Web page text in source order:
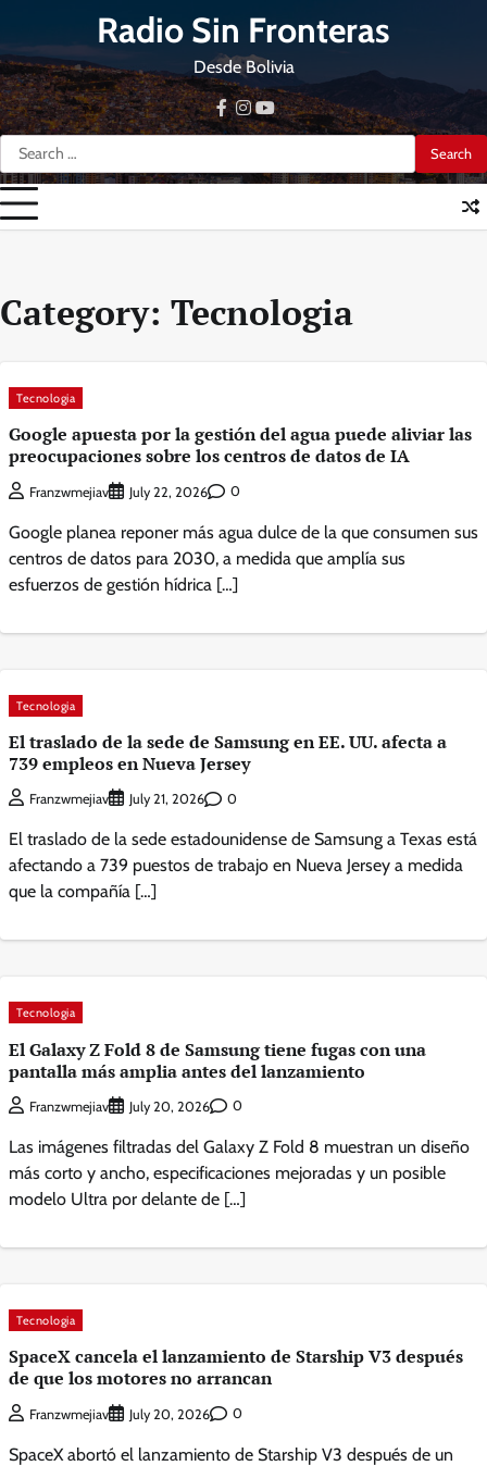
content
Radio Sin Fronteras
Desde Bolivia
Search
for:
facebook
instagram
youtube
Category: Tecnologia
Tecnologia
Google apuesta por la gestión del agua puede aliviar las
preocupaciones sobre los centros de datos de IA
Franzwmejiav July 22, 2026 0
Google planea reponer más agua dulce de la que consumen sus
centros de datos para 2030, a medida que amplía sus
esfuerzos de gestión hídrica […]
Tecnologia
El traslado de la sede de Samsung en EE. UU. afecta a
739 empleos en Nueva Jersey
Franzwmejiav July 21, 2026 0
El traslado de la sede estadounidense de Samsung a Texas está
afectando a 739 puestos de trabajo en Nueva Jersey a medida
que la compañía […]
Tecnologia
El Galaxy Z Fold 8 de Samsung tiene fugas con una
pantalla más amplia antes del lanzamiento
Franzwmejiav July 20, 2026 0
Las imágenes filtradas del Galaxy Z Fold 8 muestran un diseño
más corto y ancho, especificaciones mejoradas y un posible
modelo Ultra por delante de […]
Tecnologia
SpaceX cancela el lanzamiento de Starship V3 después
de que los motores no arrancan
Franzwmejiav July 20, 2026 0
SpaceX abortó el lanzamiento de Starship V3 después de un